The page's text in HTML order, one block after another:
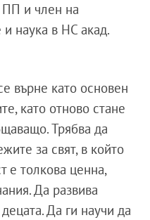
ПП и член на
наука в НС акад.
върне като основен
като отново стане
Трябва да
за свят, в който
е толкова ценна,
Да развива
Да ги научи да